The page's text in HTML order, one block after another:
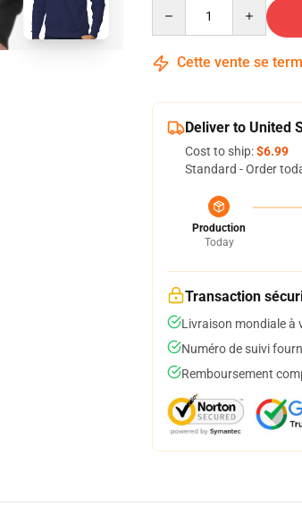
Cette vente se
Deliver to United
Cost to ship:$6.99
Standard - Order
Production
Today
Transaction
Livraison mondiale à
Numéro de suivi
Remboursement